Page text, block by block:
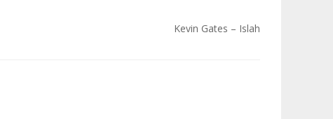
Kevin Gates – Islah